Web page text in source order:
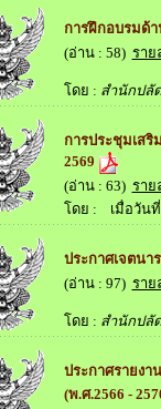
การฝึกอบรมด้า
(อ่าน : 58) ราย
โดย : สำนักปลัด
การประชุมเสริ
2569
(อ่าน : 63) ราย
โดย :
เมื่อวัน
ประกาศเจตนา
(อ่าน : 97) ราย
โดย : สำนักปลัด
ประกาศรายง
(พ.ศ.2566 -